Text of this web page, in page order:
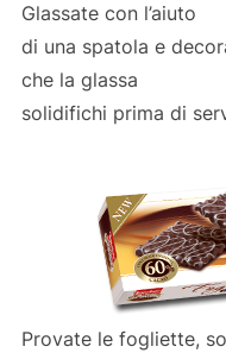
Glassate con l’aiuto
di una spatola e
che la glassa
solidifichi prima di
Provate le fogliette,